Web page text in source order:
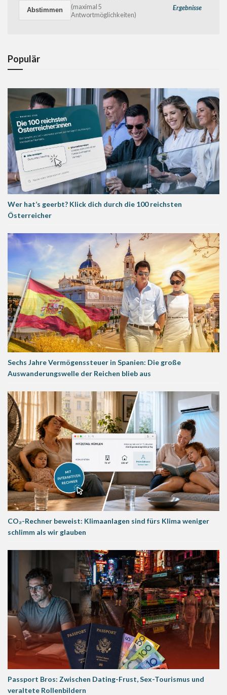
Ergebnisse
(maximal 5
Antwortmöglichkeiten)
Populär
Wer hat’s geerbt? Klick dich durch die 100 reichsten
Österreicher
Sechs Jahre Vermögenssteuer in Spanien: Die große
Auswanderungswelle der Reichen blieb aus
CO₂-Rechner beweist: Klimaanlagen sind fürs Klima weniger
schlimm als wir glauben
Passport Bros: Zwischen Dating-Frust, Sex-Tourismus und
veraltete Rollenbildern